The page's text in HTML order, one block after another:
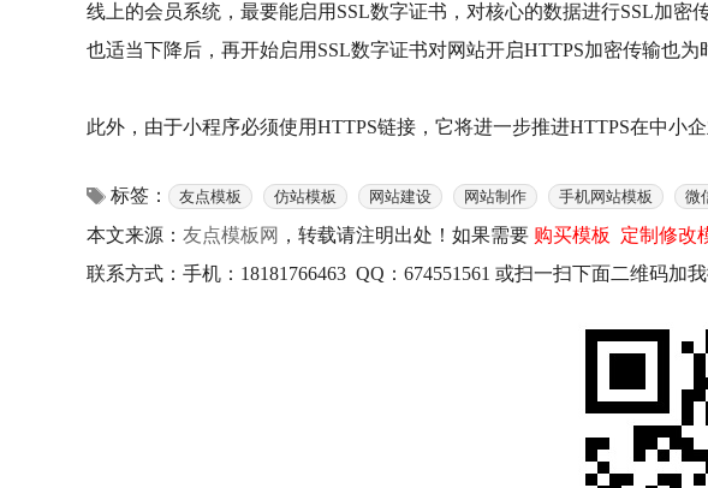
线上的会员系统，最要能启用SSL数字证书，对核心的数据进行SSL加
也适当下降后，再开始启用SSL数字证书对网站开启HTTPS加密传输也为
此外，由于小程序必须使用HTTPS链接，它将进一步推进HTTPS在中小
标签： 友点模板 仿站模板 网站建设 网站制作 手机网站模板 微
本文来源： 友点模板网 ，转载请注明出处！如果需要 购买模板 定制修改
联系方式：手机：18181766463 QQ：674551561 或扫一扫下面二维码加我